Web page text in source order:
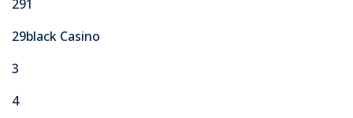
291
29black Casino
3
4